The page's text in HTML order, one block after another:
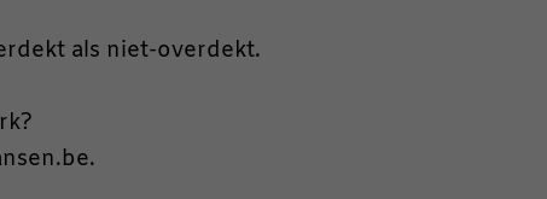
als niet-overdekt.